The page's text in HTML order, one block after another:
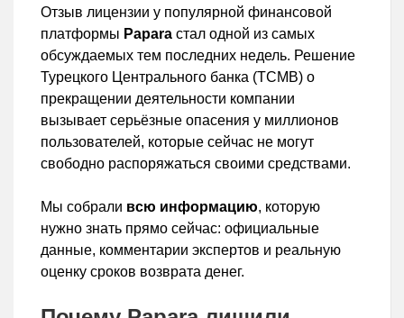
Отзыв лицензии у популярной финансовой
платформы Papara стал одной из самых
обсуждаемых тем последних недель. Решение
Турецкого Центрального банка (TCMB) о
прекращении деятельности компании
вызывает серьёзные опасения у миллионов
пользователей, которые сейчас не могут
свободно распоряжаться своими средствами.
Мы собрали всю информацию, которую
нужно знать прямо сейчас: официальные
данные, комментарии экспертов и реальную
оценку сроков возврата денег.